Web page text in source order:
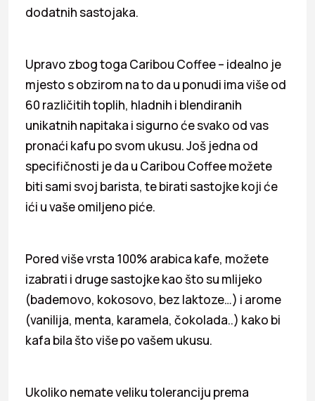
dodatnih sastojaka.
Upravo zbog toga Caribou Coffee – idealno je
mjesto s obzirom na to da u ponudi ima više od
60 različitih toplih, hladnih i blendiranih
unikatnih napitaka i sigurno će svako od vas
pronaći kafu po svom ukusu. Još jedna od
specifičnosti je da u Caribou Coffee možete
biti sami svoj barista, te birati sastojke koji će
ići u vaše omiljeno piće.
Pored više vrsta 100% arabica kafe, možete
izabrati i druge sastojke kao što su mlijeko
(bademovo, kokosovo, bez laktoze…) i arome
(vanilija, menta, karamela, čokolada..) kako bi
kafa bila što više po vašem ukusu.
Ukoliko nemate veliku toleranciju prema